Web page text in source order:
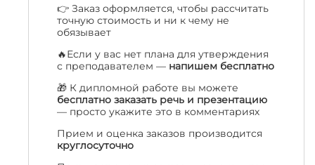
👉 Заказ оформляется, чтобы рассчитать
точную стоимость и ни к чему не
обязывает
🔥Если у вас нет плана для утверждения
с преподавателем — напишем бесплатно
🎁 К дипломной работе вы можете
бесплатно заказать речь и презентацию
— просто укажите это в комментариях
Прием и оценка заказов производится
круглосуточно